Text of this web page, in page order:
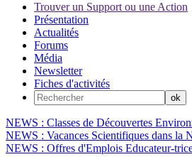
Trouver un Support ou une Action
Présentation
Actualités
Forums
Média
Newsletter
Fiches d'activités
NEWS : Classes de Découvertes
NEWS : Vacances Scientifiques dans la
NEWS : Offres d'Emplois Educateur-